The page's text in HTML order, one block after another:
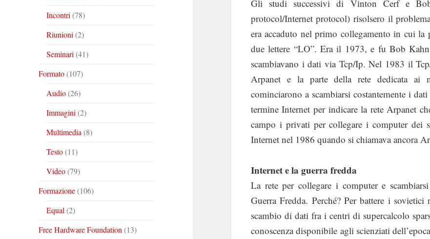
Incontri (78)
Riunioni (2)
Seminari (41)
Formato(107)
Audio(26)
Immagini (2)
Multimedia (8)
Testo(11)
Video(79)
Formazione(106)
Equal (2)
Free Hardware Foundation (13)
Gli studi successivi di Vinton Cerf e
protocol/Internet protocol) risolsero il
era accaduto nel primo collegamento in cui
due lettere “LO”. Era il 1973, e fu Bob
scambiavano i dati via Tcp/Ip. Nel 1983 il
Arpanet e la parte della rete dedicata ai
cominciarono a scambiarsi costantemente i
termine Internet per indicare la rete Arpanet
campo i privati per collegare i computer dei
Internet nel 1986 quando si chiamava ancora
Internet e la guerra fredda
La rete per collegare i computer e
Guerra Fredda. Perché? Per battere i
scambio di dati fra i centri di supercalcolo
conoscenza disponibile agli scienziati